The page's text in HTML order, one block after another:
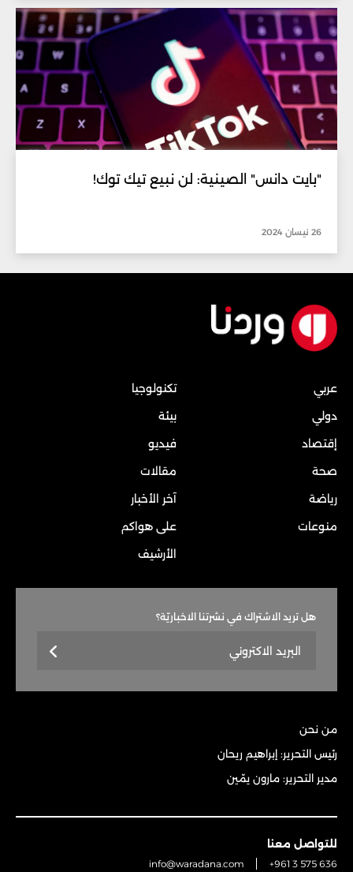
"بايت دانس" الصينية: لن نبيع تيك توك!
26 نيسان 2024
عربي
دولي
إقتصاد
صحة
رياضة
منوعات
تكنولوجيا
بيئة
فيديو
مقالات
آخر الأخبار
على هواكم
الأرشيف
هل تريد الاشتراك في نشرتنا الاخباريّة؟
من نحن
رئيس التحرير: إبراهيم ريحان
مدير التحرير: مارون يمّين
للتواصل معنا
info@waradana.com
+961 3 575 636